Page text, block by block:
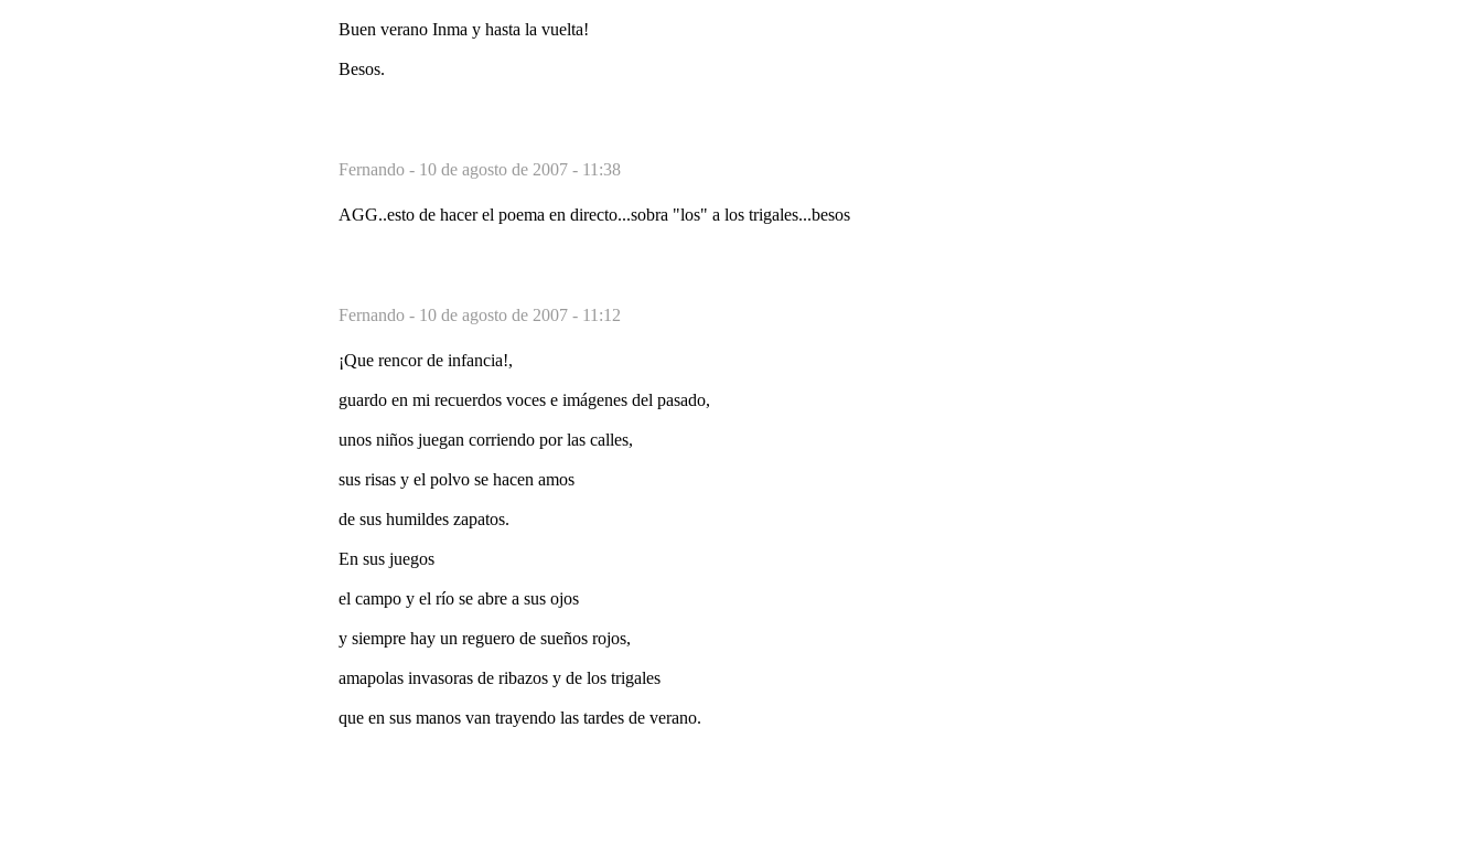
Buen verano Inma y hasta la vuelta!
Besos.
Fernando - 10 de agosto de 2007 - 11:38
AGG..esto de hacer el poema en directo...sobra "los" a los trigales...besos
Fernando - 10 de agosto de 2007 - 11:12
¡Que rencor de infancia!,
guardo en mi recuerdos voces e imágenes del pasado,
unos niños juegan corriendo por las calles,
sus risas y el polvo se hacen amos
de sus humildes zapatos.
En sus juegos
el campo y el río se abre a sus ojos
y siempre hay un reguero de sueños rojos,
amapolas invasoras de ribazos y de los trigales
que en sus manos van trayendo las tardes de verano.